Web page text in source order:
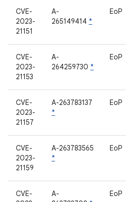
CVE-
2023-
21151
A-
265149414 *
EoP
CVE-
2023-
21153
A-
264259730 *
EoP
CVE-
2023-
21157
A-263783137
*
EoP
CVE-
2023-
21159
A-263783565
*
EoP
CVE-
A-
EoP